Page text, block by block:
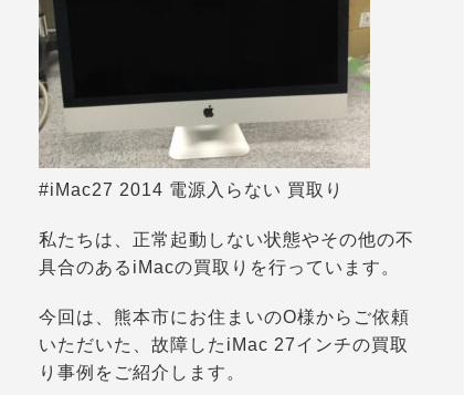
#iMac27 2014 電源入らない 買取り
私たちは、正常起動しない状態やその他の不
具合のあるiMacの買取りを行っています。
今回は、熊本市にお住まいのO様からご依頼
いただいた、故障したiMac 27インチの買取
り事例をご紹介します。